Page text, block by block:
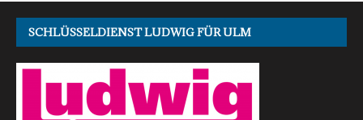
SCHLÜSSELDIENST LUDWIG FÜR ULM